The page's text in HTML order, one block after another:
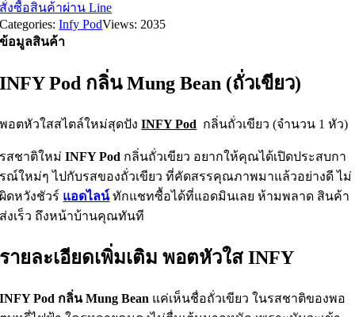
สั่งซื้อสินค้าผ่าน Line
Categories:Infy PodViews: 2035
ข้อมูลสินค้า
INFY Pod กลิ่น Mung Bean (ถั่วเขียว)
พอตหัวใสสไตล์ใหม่สุดปังINFY Pod กลิ่นถั่วเขียว (จำนวน 1 หัว)
รสชาติใหม่ INFY Pod กลิ่นถั่วเขียว อยากให้คุณได้เปิดประสบกา
รณ์ใหม่ๆ ไปกับรสของถั่วเขียว ที่คัดสรรคุณภาพมาแล้วอย่างดี ไม่
ผิดหวังชัวร์ แอดไลน์ทักแชทซื้อได้ที่แอดมินเลย ห้ามพลาด สินค้า
ส่งเร็ว ถึงหน้าบ้านคุณทันที
รายละเอียดเพิ่มเติม พอตหัวใส INFY
INFY Pod กลิ่น Mung Bean แค่เห็นชื่อถั่วเขียว ในรสชาติของพอ